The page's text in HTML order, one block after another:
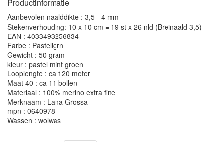
Productinformatie
Aanbevolen naalddikte : 3,5 - 4 mm
Stekenverhouding: 10 x 10 cm = 19 st x 26 nld (Breinaald 3,5)
EAN : 4033493256834
Farbe : Pastellgrn
Gewicht : 50 gram
kleur : pastel mint groen
Looplengte : ca 120 meter
Maat 40 : ca 11 bollen
Materiaal : 100% merino extra fine
Merknaam : Lana Grossa
mpn : 0640978
Wassen : wolwas